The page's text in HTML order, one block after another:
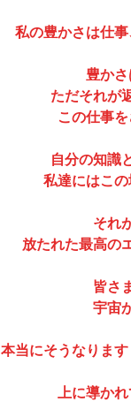
私の豊かさは仕
豊か
ただそれが
この仕事
自分の知識
私達にはこ
それ
放たれた最高の
皆さ
宇宙
本当にそうなりま
上に導か